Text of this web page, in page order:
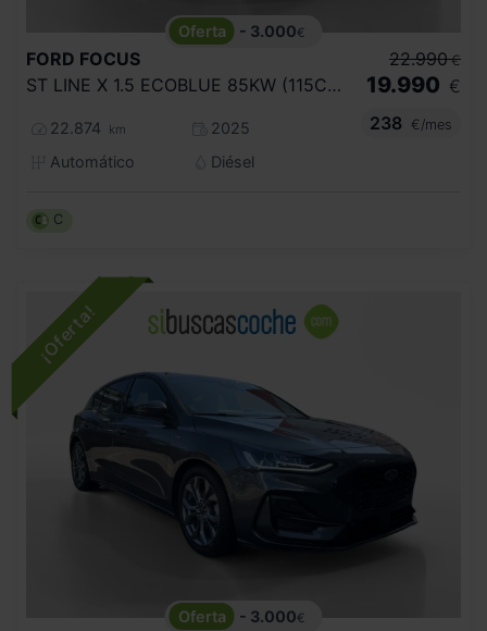
- 3.000€
FORD FOCUS
ST LINE X 1.5 ECOBLUE 85KW (115CV) AUTO
22.874 km
2025
Automático
Diésel
22.990 €
19.990 €
238
€/mes
C
- 3.000€